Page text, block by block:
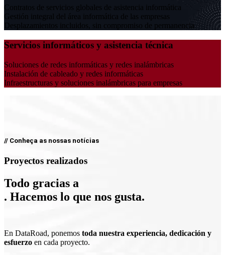
Contratos de servicios globales de asistencia informática
Gestión integral del área informática de las empresas
Desplazamientos incluidos, sin compromiso de permanencia
Servicios informáticos y asistencia técnica
Soluciones de redes informáticas y redes inalámbricas
Instalación de cableado y redes informáticas
Infraestructuras y soluciones inalámbricas para empresas
// Conheça as nossas notícias
Proyectos realizados
Todo gracias a
. Hacemos lo que nos gusta.
En DataRoad, ponemos toda nuestra experiencia, dedicación y
esfuerzo en cada proyecto.